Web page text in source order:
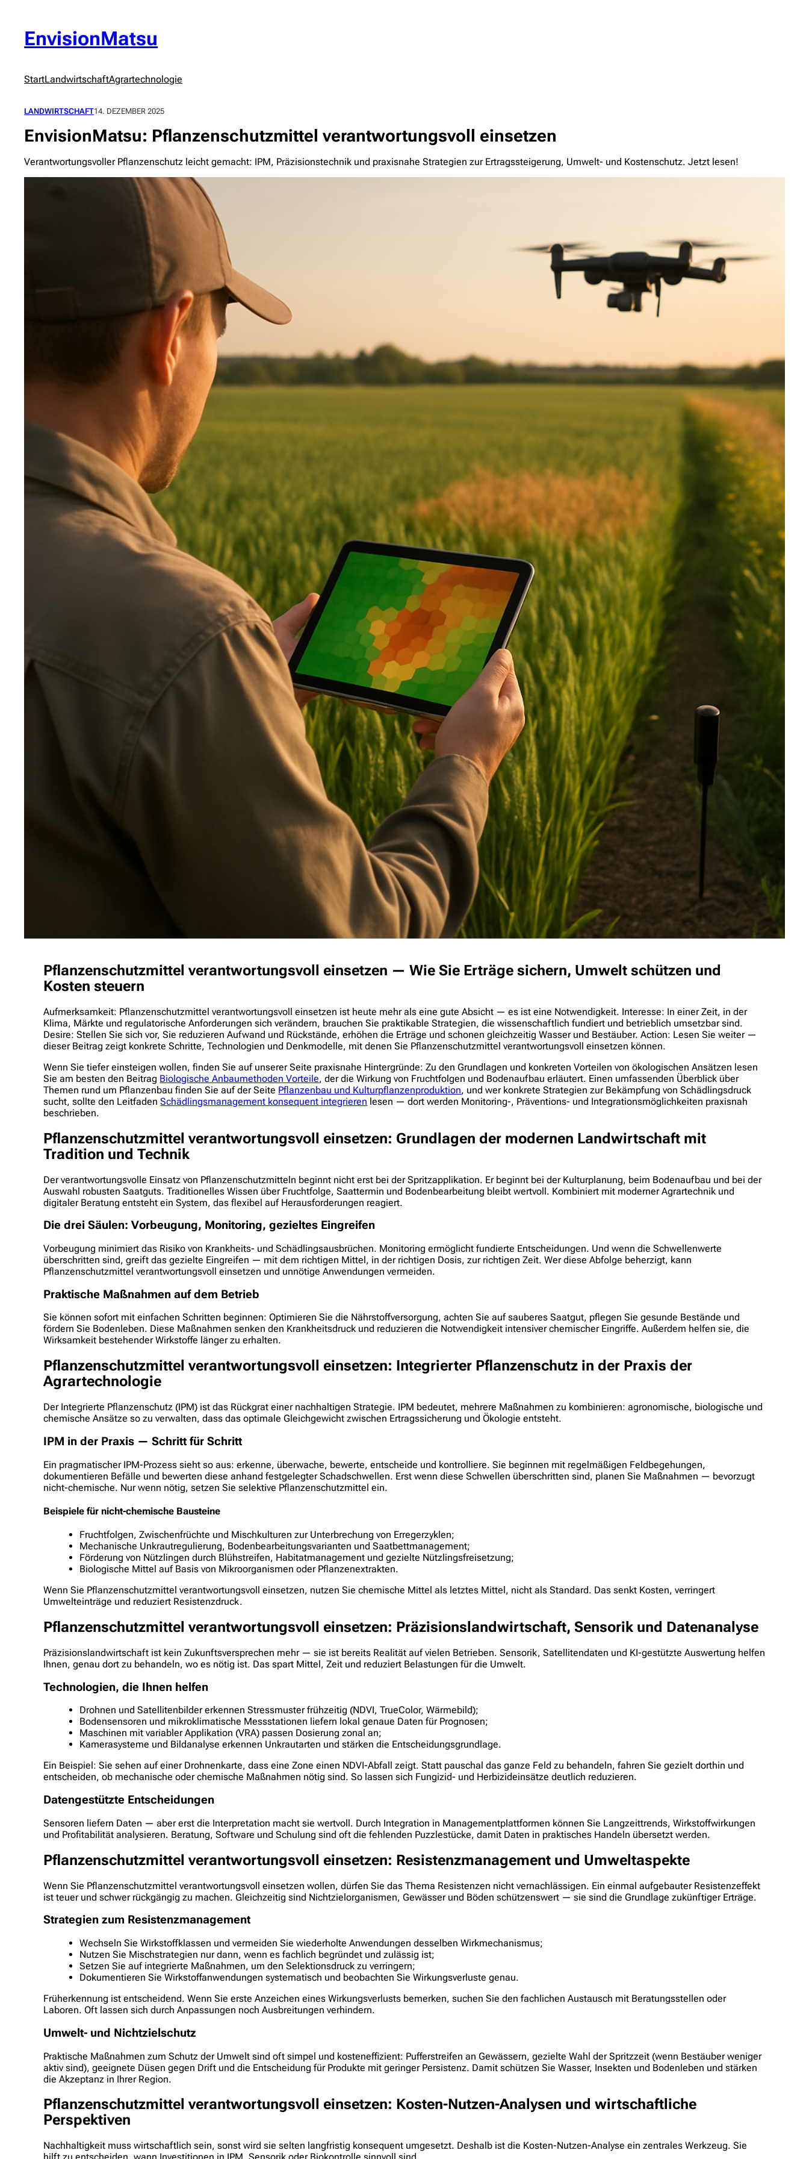
springenEnvisionMatsu
StartLandwirtschaftAgrartechnologie
LANDWIRTSCHAFT14. DEZEMBER 2025
EnvisionMatsu: Pflanzenschutzmittel verantwortungsvoll einsetzen
Verantwortungsvoller Pflanzenschutz leicht gemacht: IPM, Präzisionstechnik und praxisnahe Strategien zur Ertragssteigerung, Umwelt- und Kostenschutz. Jetzt lesen!
Pflanzenschutzmittel verantwortungsvoll einsetzen — Wie Sie Erträge sichern, Umwelt schützen und
Kosten steuern
Aufmerksamkeit: Pflanzenschutzmittel verantwortungsvoll einsetzen ist heute mehr als eine gute Absicht — es ist eine Notwendigkeit. Interesse: In einer Zeit, in der
Klima, Märkte und regulatorische Anforderungen sich verändern, brauchen Sie praktikable Strategien, die wissenschaftlich fundiert und betrieblich umsetzbar sind.
Desire: Stellen Sie sich vor, Sie reduzieren Aufwand und Rückstände, erhöhen die Erträge und schonen gleichzeitig Wasser und Bestäuber. Action: Lesen Sie weiter —
dieser Beitrag zeigt konkrete Schritte, Technologien und Denkmodelle, mit denen Sie Pflanzenschutzmittel verantwortungsvoll einsetzen können.
Wenn Sie tiefer einsteigen wollen, finden Sie auf unserer Seite praxisnahe Hintergründe: Zu den Grundlagen und konkreten Vorteilen von ökologischen Ansätzen lesen
Sie am besten den Beitrag Biologische Anbaumethoden Vorteile, der die Wirkung von Fruchtfolgen und Bodenaufbau erläutert. Einen umfassenden Überblick über
Themen rund um Pflanzenbau finden Sie auf der Seite Pflanzenbau und Kulturpflanzenproduktion, und wer konkrete Strategien zur Bekämpfung von Schädlingsdruck
sucht, sollte den LeitfadenSchädlingsmanagement konsequent integrieren lesen — dort werden Monitoring-, Präventions- und Integrationsmöglichkeiten praxisnah
beschrieben.
Pflanzenschutzmittel verantwortungsvoll einsetzen: Grundlagen der modernen Landwirtschaft mit
Tradition und Technik
Der verantwortungsvolle Einsatz von Pflanzenschutzmitteln beginnt nicht erst bei der Spritzapplikation. Er beginnt bei der Kulturplanung, beim Bodenaufbau und bei der
Auswahl robusten Saatguts. Traditionelles Wissen über Fruchtfolge, Saattermin und Bodenbearbeitung bleibt wertvoll. Kombiniert mit moderner Agrartechnik und
digitaler Beratung entsteht ein System, das flexibel auf Herausforderungen reagiert.
Die drei Säulen: Vorbeugung, Monitoring, gezieltes Eingreifen
Vorbeugung minimiert das Risiko von Krankheits- und Schädlingsausbrüchen. Monitoring ermöglicht fundierte Entscheidungen. Und wenn die Schwellenwerte
überschritten sind, greift das gezielte Eingreifen — mit dem richtigen Mittel, in der richtigen Dosis, zur richtigen Zeit. Wer diese Abfolge beherzigt, kann
Pflanzenschutzmittel verantwortungsvoll einsetzen und unnötige Anwendungen vermeiden.
Praktische Maßnahmen auf dem Betrieb
Sie können sofort mit einfachen Schritten beginnen: Optimieren Sie die Nährstoffversorgung, achten Sie auf sauberes Saatgut, pflegen Sie gesunde Bestände und
fördern Sie Bodenleben. Diese Maßnahmen senken den Krankheitsdruck und reduzieren die Notwendigkeit intensiver chemischer Eingriffe. Außerdem helfen sie, die
Wirksamkeit bestehender Wirkstoffe länger zu erhalten.
Pflanzenschutzmittel verantwortungsvoll einsetzen: Integrierter Pflanzenschutz in der Praxis der
Agrartechnologie
Der Integrierte Pflanzenschutz (IPM) ist das Rückgrat einer nachhaltigen Strategie. IPM bedeutet, mehrere Maßnahmen zu kombinieren: agronomische, biologische und
chemische Ansätze so zu verwalten, dass das optimale Gleichgewicht zwischen Ertragssicherung und Ökologie entsteht.
IPM in der Praxis — Schritt für Schritt
Ein pragmatischer IPM-Prozess sieht so aus: erkenne, überwache, bewerte, entscheide und kontrolliere. Sie beginnen mit regelmäßigen Feldbegehungen,
dokumentieren Befälle und bewerten diese anhand festgelegter Schadschwellen. Erst wenn diese Schwellen überschritten sind, planen Sie Maßnahmen — bevorzugt
nicht-chemische. Nur wenn nötig, setzen Sie selektive Pflanzenschutzmittel ein.
Beispiele für nicht-chemische Bausteine
Fruchtfolgen, Zwischenfrüchte und Mischkulturen zur Unterbrechung von Erregerzyklen;
Mechanische Unkrautregulierung, Bodenbearbeitungsvarianten und Saatbettmanagement;
Förderung von Nützlingen durch Blühstreifen, Habitatmanagement und gezielte Nützlingsfreisetzung;
Biologische Mittel auf Basis von Mikroorganismen oder Pflanzenextrakten.
Wenn Sie Pflanzenschutzmittel verantwortungsvoll einsetzen, nutzen Sie chemische Mittel als letztes Mittel, nicht als Standard. Das senkt Kosten, verringert
Umwelteinträge und reduziert Resistenzdruck.
Pflanzenschutzmittel verantwortungsvoll einsetzen: Präzisionslandwirtschaft, Sensorik und Datenanalyse
Präzisionslandwirtschaft ist kein Zukunftsversprechen mehr — sie ist bereits Realität auf vielen Betrieben. Sensorik, Satellitendaten und KI-gestützte Auswertung helfen
Ihnen, genau dort zu behandeln, wo es nötig ist. Das spart Mittel, Zeit und reduziert Belastungen für die Umwelt.
Technologien, die Ihnen helfen
Drohnen und Satellitenbilder erkennen Stressmuster frühzeitig (NDVI, TrueColor, Wärmebild);
Bodensensoren und mikroklimatische Messstationen liefern lokal genaue Daten für Prognosen;
Maschinen mit variabler Applikation (VRA) passen Dosierung zonal an;
Kamerasysteme und Bildanalyse erkennen Unkrautarten und stärken die Entscheidungsgrundlage.
Ein Beispiel: Sie sehen auf einer Drohnenkarte, dass eine Zone einen NDVI-Abfall zeigt. Statt pauschal das ganze Feld zu behandeln, fahren Sie gezielt dorthin und
entscheiden, ob mechanische oder chemische Maßnahmen nötig sind. So lassen sich Fungizid- und Herbizideinsätze deutlich reduzieren.
Datengestützte Entscheidungen
Sensoren liefern Daten — aber erst die Interpretation macht sie wertvoll. Durch Integration in Managementplattformen können Sie Langzeittrends, Wirkstoffwirkungen
und Profitabilität analysieren. Beratung, Software und Schulung sind oft die fehlenden Puzzlestücke, damit Daten in praktisches Handeln übersetzt werden.
Pflanzenschutzmittel verantwortungsvoll einsetzen: Resistenzmanagement und Umweltaspekte
Wenn Sie Pflanzenschutzmittel verantwortungsvoll einsetzen wollen, dürfen Sie das Thema Resistenzen nicht vernachlässigen. Ein einmal aufgebauter Resistenzeffekt
ist teuer und schwer rückgängig zu machen. Gleichzeitig sind Nichtzielorganismen, Gewässer und Böden schützenswert — sie sind die Grundlage zukünftiger Erträge.
Strategien zum Resistenzmanagement
Wechseln Sie Wirkstoffklassen und vermeiden Sie wiederholte Anwendungen desselben Wirkmechanismus;
Nutzen Sie Mischstrategien nur dann, wenn es fachlich begründet und zulässig ist;
Setzen Sie auf integrierte Maßnahmen, um den Selektionsdruck zu verringern;
Dokumentieren Sie Wirkstoffanwendungen systematisch und beobachten Sie Wirkungsverluste genau.
Früherkennung ist entscheidend. Wenn Sie erste Anzeichen eines Wirkungsverlusts bemerken, suchen Sie den fachlichen Austausch mit Beratungsstellen oder
Laboren. Oft lassen sich durch Anpassungen noch Ausbreitungen verhindern.
Umwelt- und Nichtzielschutz
Praktische Maßnahmen zum Schutz der Umwelt sind oft simpel und kosteneffizient: Pufferstreifen an Gewässern, gezielte Wahl der Spritzzeit (wenn Bestäuber weniger
aktiv sind), geeignete Düsen gegen Drift und die Entscheidung für Produkte mit geringer Persistenz. Damit schützen Sie Wasser, Insekten und Bodenleben und stärken
die Akzeptanz in Ihrer Region.
Pflanzenschutzmittel verantwortungsvoll einsetzen: Kosten-Nutzen-Analysen und wirtschaftliche
Perspektiven
Nachhaltigkeit muss wirtschaftlich sein, sonst wird sie selten langfristig konsequent umgesetzt. Deshalb ist die Kosten-Nutzen-Analyse ein zentrales Werkzeug. Sie